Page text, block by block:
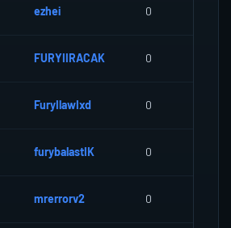
ezhei 0
FURYIIRACAK 0
FuryIlawIxd 0
furybalastIK 0
mrerrorv2 0